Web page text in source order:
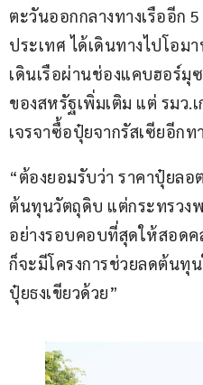
ตะวันออกกลางทางเรืออีก 5
ประเทศ ได้เดินทางไปโอม
เดินเรือผ่านช่องแคบฮอร์มุ
ของสหรัฐเพิ่มเติม แต่ รมว.
เจรจาซื้อปุ๋ยจากรัสเซียอีกท
“ต้องยอมรับว่า ราคาปุ๋ยล
ต้นทุนวัตถุดิบ แต่กระทรวง
อย่างรอบคอบที่สุดให้สอด
ก็จะมีโครงการช่วยลดต้นทุ
ปุ๋ยธงเขียวด้วย”